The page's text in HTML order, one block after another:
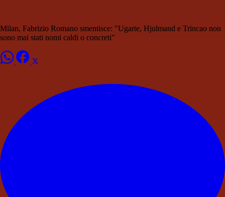
Milan, Fabrizio Romano smentisce: "Ugarte, Hjulmand e Trincao non
sono mai stati nomi caldi o concreti"